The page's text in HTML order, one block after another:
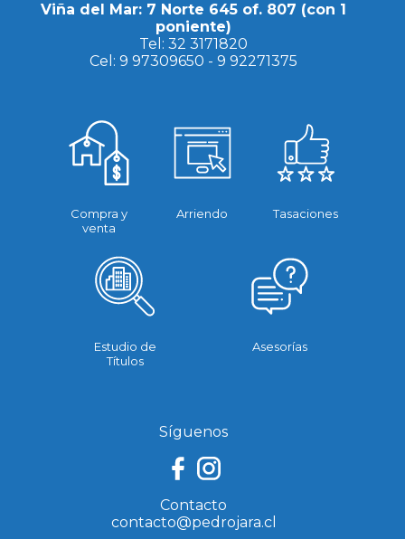
Viña del Mar: 7 Norte 645 of. 807 (con 1
poniente)
Tel:32 3171820
Cel:9 97309650 -9 92271375
Compra y
venta
Arriendo Tasaciones
Estudio de
Títulos
Asesorías
Síguenos
Contacto
contacto@pedrojara.cl